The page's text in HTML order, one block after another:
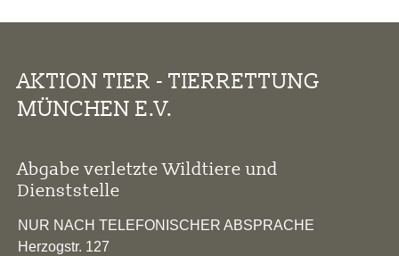
AKTION TIER - TIERRETTUNG
MÜNCHEN E.V.
Abgabe verletzte Wildtiere und
Dienststelle
NUR NACH TELEFONISCHER ABSPRACHE
Herzogstr. 127